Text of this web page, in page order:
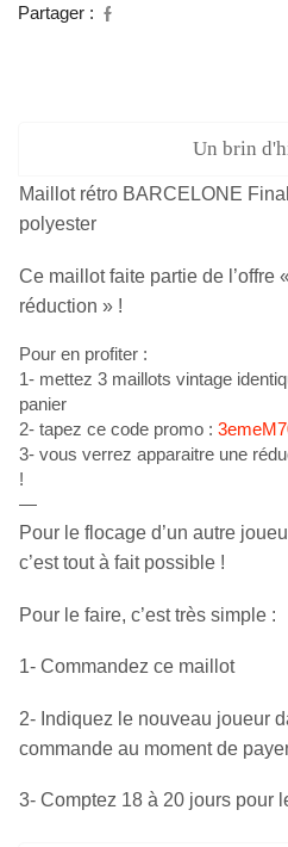
Partager :
Un brin
Maillot rétro BARCELONE
polyester
Ce maillot faite partie de l’offre
réduction » !
Pour en profiter :
1- mettez 3 maillots vintage
panier
2- tapez ce code promo :
3- vous verrez apparaitre une
!
—
Pour le flocage d’un autre
c’est tout à fait possible !
Pour le faire, c’est très simple :
1- Commandez ce maillot
2- Indiquez le nouveau joueur
commande au moment de
3- Comptez 18 à 20 jours pour